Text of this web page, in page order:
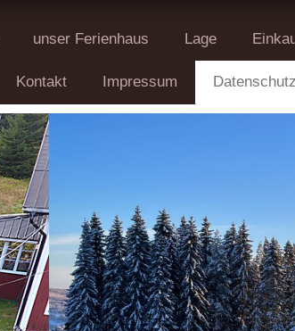
unser Ferienhaus Lage
Kontakt Impressum